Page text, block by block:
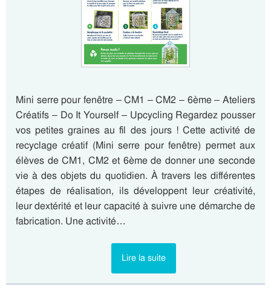
Mini serre pour fenêtre – CM1 – CM2 – 6ème – Ateliers
Créatifs – Do It Yourself – Upcycling Regardez pousser
vos petites graines au fil des jours ! Cette activité de
recyclage créatif (Mini serre pour fenêtre) permet aux
élèves de CM1, CM2 et 6ème de donner une seconde
vie à des objets du quotidien. À travers les différentes
étapes de réalisation, ils développent leur créativité,
leur dextérité et leur capacité à suivre une démarche de
fabrication. Une activité…
Lire la suite